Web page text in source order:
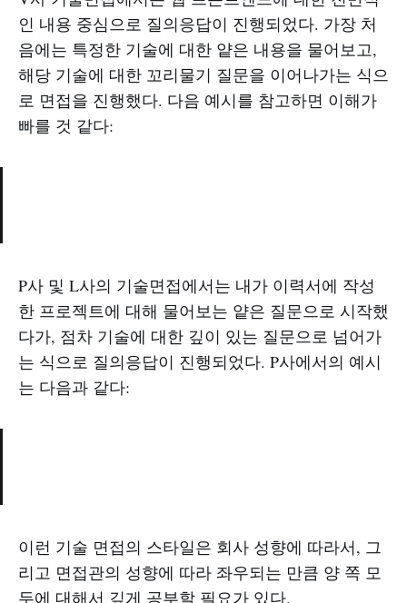
인 내용 중심으로 질의응답이 진행되었다. 가장 처
음에는 특정한 기술에 대한 얕은 내용을 물어보고,
해당 기술에 대한 꼬리물기 질문을 이어나가는 식으
로 면접을 진행했다. 다음 예시를 참고하면 이해가
빠를 것 같다:
P사 및 L사의 기술면접에서는 내가 이력서에 작성
한 프로젝트에 대해 물어보는 얕은 질문으로 시작했
다가, 점차 기술에 대한 깊이 있는 질문으로 넘어가
는 식으로 질의응답이 진행되었다. P사에서의 예시
는 다음과 같다:
이런 기술 면접의 스타일은 회사 성향에 따라서, 그
리고 면접관의 성향에 따라 좌우되는 만큼 양 쪽 모
두에 대해서 깊게 공부할 필요가 있다.